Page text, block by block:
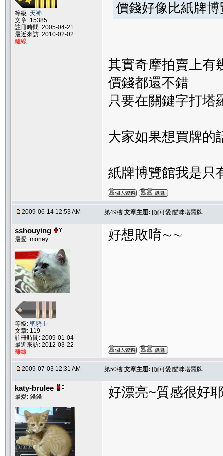
等級: 天神
文章: 15385
註冊時間: 2005-04-21
最近來訪: 2010-02-02
離線
價錢好像比紙牌
其實奇摩拍賣上有
價錢都還不錯
只要在關鍵字打塔
大家如果想買牌的
紙牌博覽館我是只
2009-06-14 12:53 AM 第49樓 文章主題: [超可愛]貓咪塔羅牌
sshouying
最愛: money
等級: 聖騎士
文章: 119
註冊時間: 2009-01-04
最近來訪: 2012-03-22
離線
好想敗唷∼∼
2009-07-03 12:31 AM 第50樓 文章主題: [超可愛]貓咪塔羅牌
katy-brulee
最愛: 錢錢 好漂亮~質感很好